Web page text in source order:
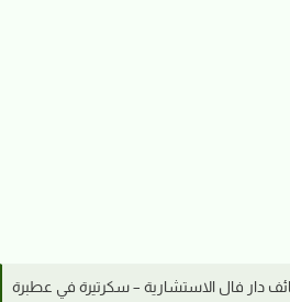
عطبرة وظائف دار فال الاستشارية